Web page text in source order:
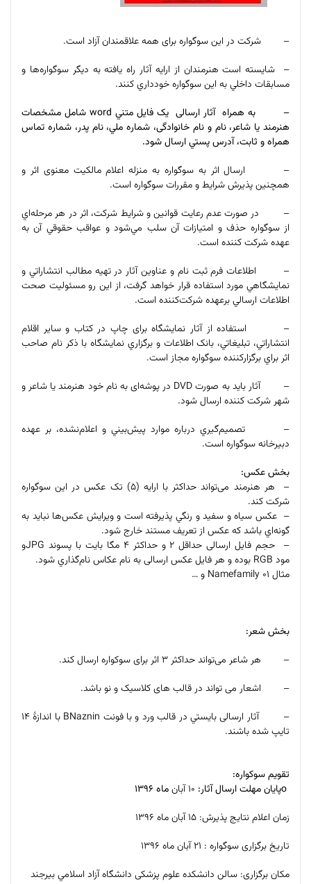
– شرکت در این سوگواره برای همه علاقمندان آزاد است.
– شایسته است هنرمندان از ارایه آثار راه يافته به ديگر سوگواره‌ها و
مسابقات داخلي به اين سوگواره خودداري کنند.
– به همراه آثار ارسالی یک فایل متني word شامل مشخصات
هنرمند یا شاعر، نام و نام خانوادگی، شماره ملي، نام پدر، شماره تماس
همراه و‌ ثابت، آدرس پستي ارسال شود.
– ارسال اثر به سوگواره به منزله اعلام مالکیت معنوی اثر و
همچنين پذيرش شرايط و مقررات سوگواره است.
– در صورت عدم رعایت قوانین و شرايط شرکت، اثر در هر مرحله‌اي
از سوگواره حذف و امتيازات آن سلب مي‌شود و عواقب حقوقي آن به
عهده شرکت كننده است.
– اطلاعات فرم ثبت نام و عناوین آثار در تهیه مطالب انتشاراتي و
نمايشگاهي مورد استفاده قرار خواهد گرفت، از اين رو مسئوليت صحت
اطلاعات ارسالي برعهده شرکت‌کننده است.
– استفاده از آثار نمایشگاه برای چاپ در کتاب و ساير اقلام
انتشاراتي، تبليغاتي، بانک اطلاعات و برگزاري نمايشگاه با ذكر نام صاحب
اثر براي برگزاركننده سوگواره مجاز است.
– آثار باید به صورتDVD در پوشه‌ای به نام خود هنرمند یا شاعر و
شهر شرکت کننده ارسال شود.
– تصمیم‌گیري درباره موارد پيش‌بيني و اعلام‌نشده، بر عهده
دبيرخانه سوگواره است.
بخش عکس:
–
هر هنرمند می‌تواند حداکثر با ارایه (۵) تک عکس در این سوگواره
شركت كند.
– عکس سیاه و سفید و رنگي پذيرفته است و ويرايش عکس‌ها‌ نبايد به
گونه‌اي باشد كه عكس از تعريف مستند خارج شود.
– حجم فایل ارسالی حداقل ۲ و حداکثر ۴ مگا بایت با پسوند JPGو
مود RGB بوده و هر فایل عکس ارسالی به نام عکاس نام‌گذاري شود.
مثال Namefamily ۰۱ و …
بخش شعر:
– هر شاعر می‌تواند حداکثر ۳ اثر برای سوکواره ارسال كند
.
– اشعار می تواند در قالب های کلاسیک و نو باشد.
– آثار ارسالی بایستي در قالب ورد و با فونت BNaznin
با اندازۀ ۱۴
تایپ شده باشند.
تقویم سوکواره:
oپایان مهلت ارسال آثار:
ماه ۱۳۹۶
زمان اعلام نتایج پذیرش: ۱۵ آبان ماه ۱۳۹۶
تاریخ برگزاری سوگواره : ۲۱ آبان ماه ۱۳۹۶
مکان برگزاری: سالن دانشکده علوم پزشكی دانشگاه آزاد اسلامي بيرجند